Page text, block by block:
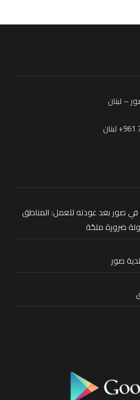
– لبنان
صور بعد عودته للعمل: المناطق
ضرورة ملحّة